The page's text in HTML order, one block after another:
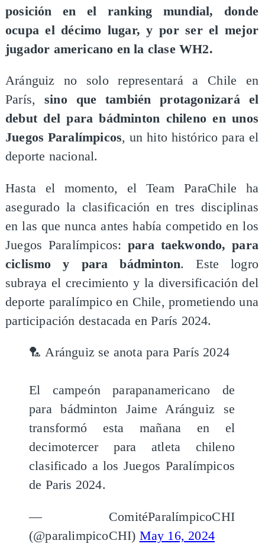
posición en el ranking mundial, donde
ocupa el décimo lugar, y por ser el mejor
jugador americano en la clase WH2.
Aránguiz no solo representará a Chile en
París, sino que también protagonizará el
debut del para bádminton chileno en unos
Juegos Paralímpicos, un hito histórico para el
deporte nacional.
Hasta el momento, el Team ParaChile ha
asegurado la clasificación en tres disciplinas
en las que nunca antes había competido en los
Juegos Paralímpicos: para taekwondo, para
ciclismo y para bádminton. Este logro
subraya el crecimiento y la diversificación del
deporte paralímpico en Chile, prometiendo una
participación destacada en París 2024.
🏸 Aránguiz se anota para París 2024
El campeón parapanamericano de
para bádminton Jaime Aránguiz se
transformó esta mañana en el
decimotercer para atleta chileno
clasificado a los Juegos Paralímpicos
de Paris 2024.
— ComitéParalímpicoCHI
(@paralimpicoCHI) May 16, 2024